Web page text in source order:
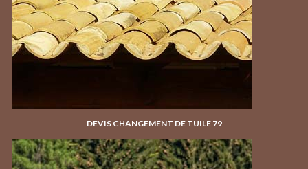
DEVIS CHANGEMENT DE TUILE 79